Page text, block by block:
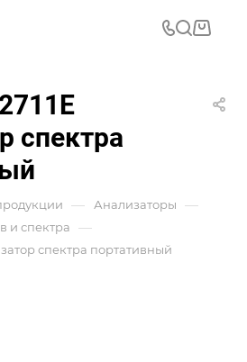
спектра
— Анализаторы —
и спектра —
спектра портативный